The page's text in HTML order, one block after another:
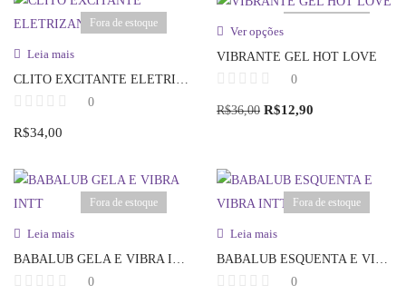
Fora de estoque
Leia mais
CLITO EXCITANTE ELETRIZANTE
0
R$34,00
Ver opções
VIBRANTE GEL HOT LOVE
0
R$36,00 R$12,90
Fora de estoque
Leia mais
BABALUB GELA E VIBRA INTT
0
Fora de estoque
Leia mais
BABALUB ESQUENTA E VIBRA INTT
0